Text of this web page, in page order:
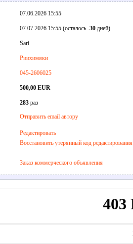
07.06.2026 15:55
07.07.2026 15:55 (осталось -30дней)
Sari
Риихимяки
045-2606025
500,00 EUR
283раз
Отправить email автору
Редактировать
Восстановить утерянный код редактирования
Заказ коммерческого объявления